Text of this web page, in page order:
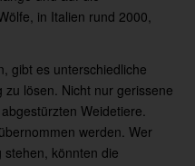
in Italien rund 2000,
gibt es unterschiedliche
lösen. Nicht nur gerissene
Weidetiere.
werden. Wer
könnten die